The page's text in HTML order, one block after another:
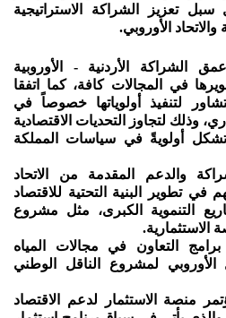
تعزيز الشراكة الاستراتيجية
الأوروبي.
الشراكة الأردنية - الأوروبية
في المجالات كافة، كما اتفقا
لتنفيذ أولوياتها خصوصاً في
وذلك لتجاوز التحديات الاقتصادية
تشكل أولويةً في سياسات المملكة
والدعم المقدمة من الاتحاد
في تطوير البنية التحتية للاقتصاد
التنموية الكبرى، مثل مشروع
الاستثمارية.
التعاون في مجالات المياه
لمشروع الناقل الوطني
منصة الاستثمار لدعم الاقتصاد